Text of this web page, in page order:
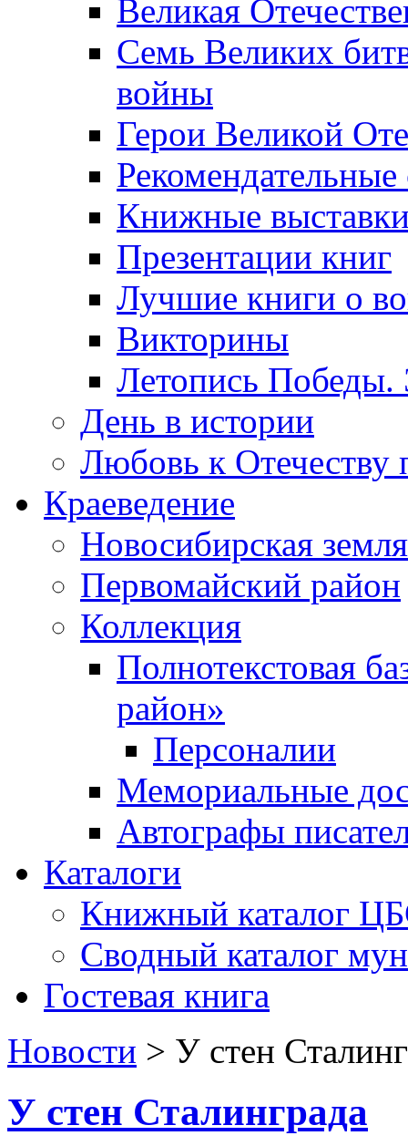
Великая
Семь Великих
войны
Герои Великой
Рекомендательные
Книжные
Презентации книг
Лучшие книги о
Викторины
Летопись Победы.
День в истории
Любовь к Отечеству
Краеведение
Новосибирская земля
Первомайский район
Коллекция
Полнотекстовая
район»
Персоналии
Мемориальные
Автографы
Каталоги
Книжный каталог
Сводный каталог
Гостевая книга
Новости > У стен
У стен Сталинграда